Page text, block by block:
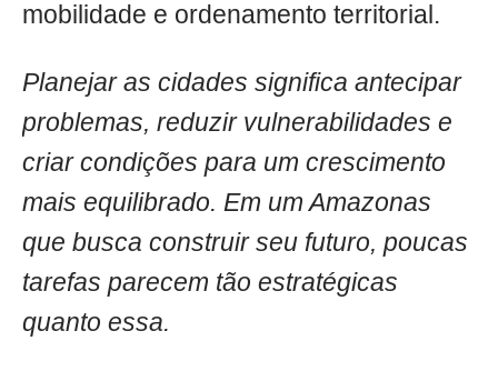
mobilidade e ordenamento territorial.
Planejar as cidades significa antecipar
problemas, reduzir vulnerabilidades e
criar condições para um crescimento
mais equilibrado. Em um Amazonas
que busca construir seu futuro, poucas
tarefas parecem tão estratégicas
quanto essa.